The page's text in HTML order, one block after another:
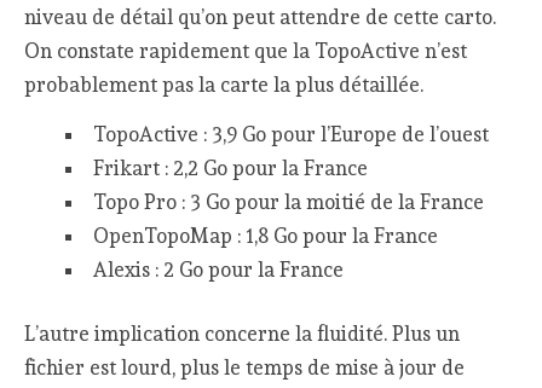
niveau de détail qu’on peut attendre de cette carto.
On constate rapidement que la TopoActive n’est
probablement pas la carte la plus détaillée.
TopoActive : 3,9 Go pour l’Europe de l’ouest
Frikart : 2,2 Go pour la France
Topo Pro : 3 Go pour la moitié de la France
OpenTopoMap : 1,8 Go pour la France
Alexis : 2 Go pour la France
L’autre implication concerne la fluidité. Plus un
fichier est lourd, plus le temps de mise à jour de